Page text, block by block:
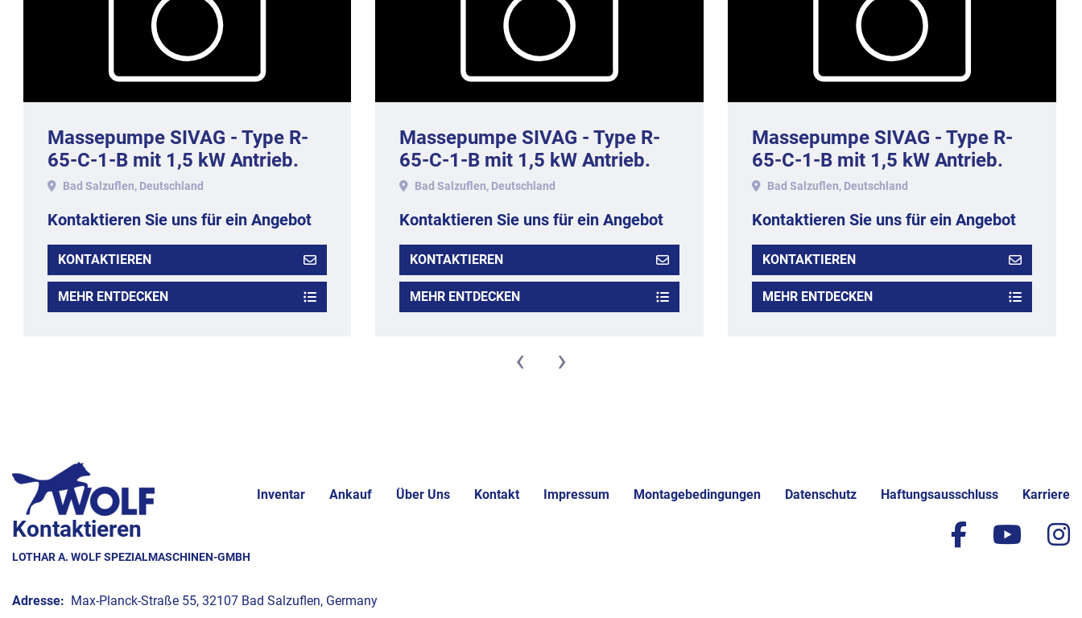
Massepumpe SIVAG - Type R-
65-C-1-B mit 1,5 kW Antrieb.
Bad Salzuflen, Deutschland
Kontaktieren Sie uns für ein Angebot
KONTAKTIEREN
MEHR ENTDECKEN
Massepumpe SIVAG - Type R-
65-C-1-B mit 1,5 kW Antrieb.
Bad Salzuflen, Deutschland
Kontaktieren Sie uns für ein Angebot
KONTAKTIEREN
MEHR ENTDECKEN
Massepumpe SIVAG - Type R-
65-C-1-B mit 1,5 kW Antrieb.
Bad Salzuflen, Deutschland
Kontaktieren Sie uns für ein Angebot
KONTAKTIEREN
MEHR ENTDECKEN
‹ ›
Inventar Ankauf Über Uns Kontakt Impressum Montagebedingungen Datenschutz Haftungsausschluss Karriere
Kontaktieren
LOTHAR A. WOLF SPEZIALMASCHINEN-GMBH
Adresse: Max-Planck-Straße 55, 32107 Bad Salzuflen, Germany
facebook